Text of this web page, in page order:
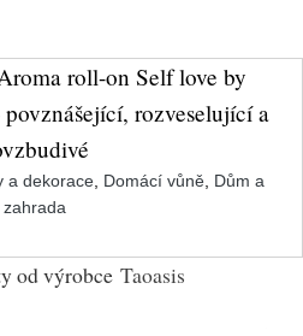
roll-on Self love by
rozveselující a
a dekorace Domácí vůně Dům a
zahrada
od výrobce Taoasis